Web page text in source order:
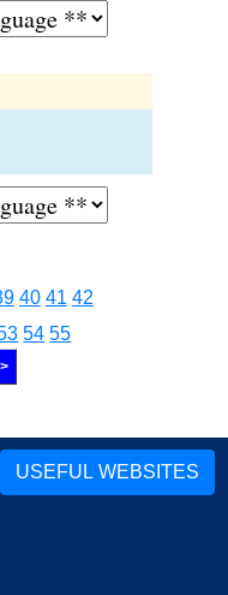
40 41 42
54 55
USEFUL WEBSITES